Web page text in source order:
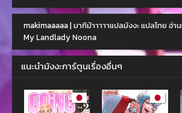
ตอนที่ 127
กุมภาพันธ์ 2, 2024
ตอนที่ 126
มกราคม 13,
ตอนที่ 125
มกราคม 9, 2024
ตอนที่ 124
ตอนที่ 123
มกราคม 1, 2024
ตอนที่ 122
ธันวาคม 18,
makimaaaaa | มากีม้าาาาาแปลมังงะ แปลไทย อ่า
My Landlady Noona
แนะนำมังงะการ์ตูนเรื่องอื่นๆ